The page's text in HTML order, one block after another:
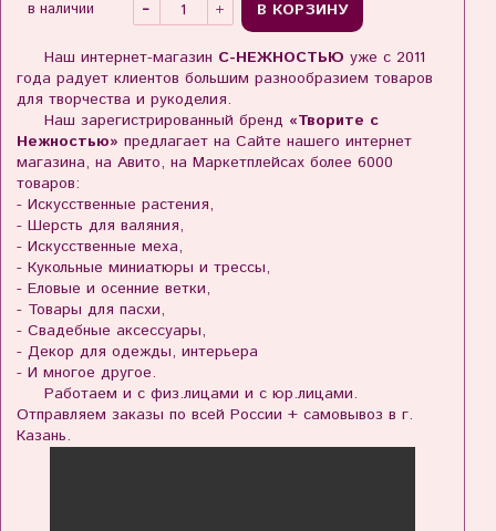
в наличии
В КОРЗИНУ
Наш интернет-магазин С-НЕЖНОСТЬЮ уже с 2011
года радует клиентов большим разнообразием товаров
для творчества и рукоделия.
Наш зарегистрированный бренд «Творите с
Нежностью» предлагает на Сайте нашего интернет
магазина, на Авито, на Маркетплейсах более 6000
товаров:
- Искусственные растения,
- Шерсть для валяния,
- Искусственные меха,
- Кукольные миниатюры и трессы,
- Еловые и осенние ветки,
- Товары для пасхи,
- Свадебные аксессуары,
- Декор для одежды, интерьера
- И многое другое.
Работаем и с физ.лицами и с юр.лицами.
Отправляем заказы по всей России + самовывоз в г.
Казань.